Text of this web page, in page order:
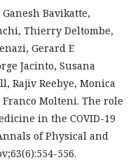
Bavikatte,
Thierry Deltombe,
Gerard E
Jacinto, Susana
Rajiv Reebye, Monica
Molteni. The role
in the COVID-19
of Physical and
556.